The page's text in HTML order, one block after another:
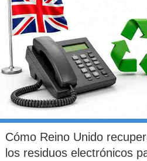
Cómo Reino Unido
los residuos electrónicos